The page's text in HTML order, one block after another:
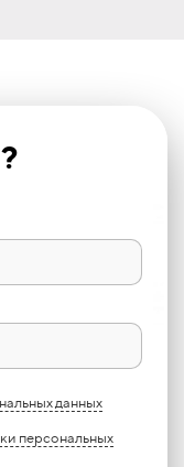
данных
персональных